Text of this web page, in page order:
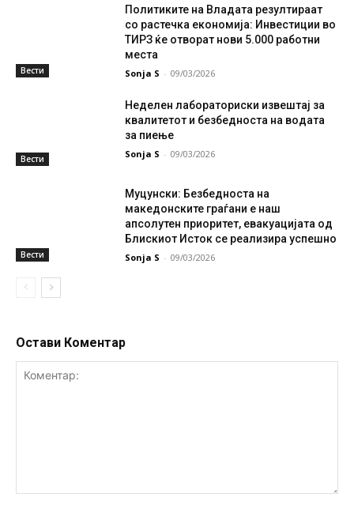
Вести
Политиките на Владата резултираат
со растечка економија: Инвестиции во
ТИРЗ ќе отворат нови 5.000 работни
места
Sonja S - 09/03/2026
Вести
Неделен лабораториски извештај за
квалитетот и безбедноста на водата
за пиење
Sonja S - 09/03/2026
Вести
Муцунски: Безбедноста на
македонските граѓани е наш
апсолутен приоритет, евакуацијата од
Блискиот Исток се реализира успешно
Sonja S - 09/03/2026
Остави Коментар